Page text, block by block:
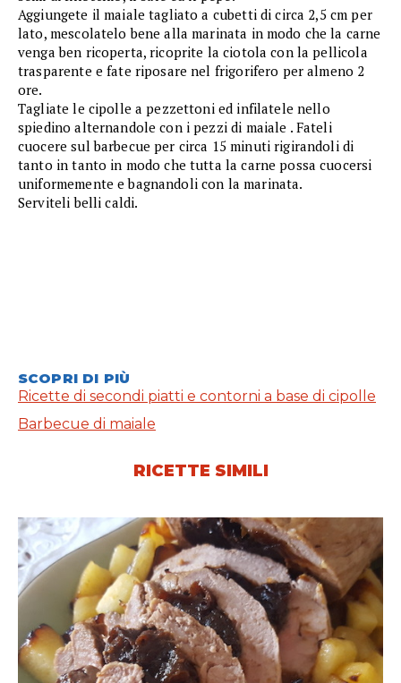
Aggiungete il maiale tagliato a cubetti di circa 2,5 cm per
lato, mescolatelo bene alla marinata in modo che la carne
venga ben ricoperta, ricoprite la ciotola con la pellicola
trasparente e fate riposare nel frigorifero per almeno 2
ore.
Tagliate le cipolle a pezzettoni ed infilatele nello
spiedino alternandole con i pezzi di maiale . Fateli
cuocere sul barbecue per circa 15 minuti rigirandoli di
tanto in tanto in modo che tutta la carne possa cuocersi
uniformemente e bagnandoli con la marinata.
Serviteli belli caldi.
SCOPRI DI PIÙ
Ricette di secondi piatti e contorni a base di cipolle
Barbecue di maiale
RICETTE SIMILI